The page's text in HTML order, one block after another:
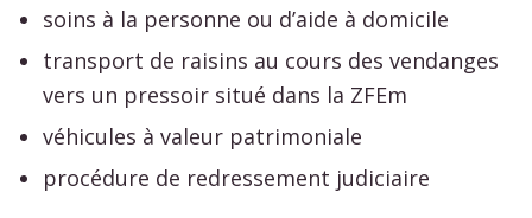
soins à la personne ou d’aide à domicile
transport de raisins au cours des vendanges
vers un pressoir situé dans la ZFEm
véhicules à valeur patrimoniale
procédure de redressement judiciaire